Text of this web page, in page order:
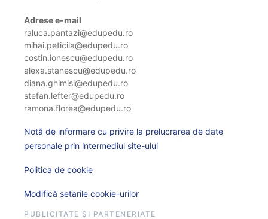
Adrese e-mail
raluca.pantazi@edupedu.ro
mihai.peticila@edupedu.ro
costin.ionescu@edupedu.ro
alexa.stanescu@edupedu.ro
diana.ghimisi@edupedu.ro
stefan.lefter@edupedu.ro
ramona.florea@edupedu.ro
Notă de informare cu privire la prelucrarea de date
personale prin intermediul site-ului
Politica de cookie
Modifică setarile cookie-urilor
PUBLICITATE ȘI PARTENERIATE